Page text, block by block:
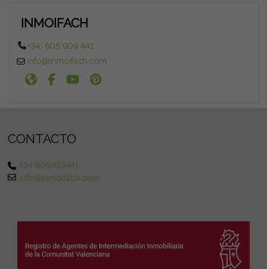
INMOIFACH
+34 605 909 441
info@inmoifach.com
CONTACTO
+34 605909441
info@inmoifach.com